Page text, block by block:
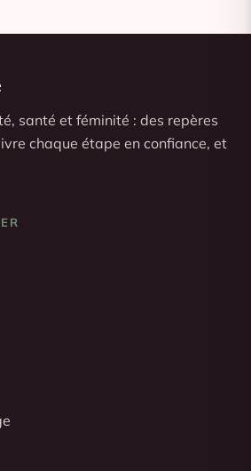
santé et féminité : des repères
chaque étape en confiance, et